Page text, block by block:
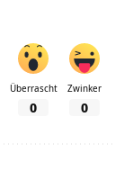
Überrascht
0
Zwinker
0